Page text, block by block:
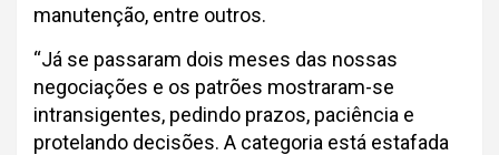
manutenção, entre outros.
“Já se passaram dois meses das nossas
negociações e os patrões mostraram-se
intransigentes, pedindo prazos, paciência e
protelando decisões. A categoria está estafada